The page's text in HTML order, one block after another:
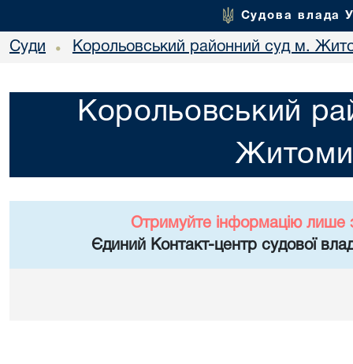
Судова влада
Суди • Корольовський районний суд м.
Корольовський
Отримуйте інформацію лише
Єдиний Контакт-центр судової